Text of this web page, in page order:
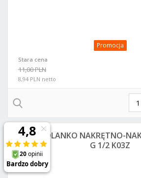
Promocja
Stara cena
11,00 PLN
8,94 PLN netto
FERRO KOLANKO NAKRĘTNO-
G 1/2 K03Z